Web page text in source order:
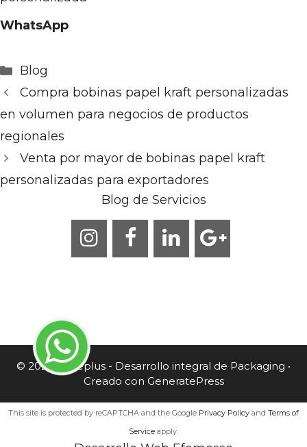
WhatsApp
Categorías
Blog
Compra bobinas papel kraft personalizadas
en volumen para negocios de productos
regionales
Venta por mayor de bobinas papel kraft
personalizadas para exportadores
Blog de Servicios
© 2026 Caneplus - Desarrollo integral de Packaging •
Creado con GeneratePress
This site is protected by reCAPTCHA and the Google Privacy Policy and Terms of
Service apply.